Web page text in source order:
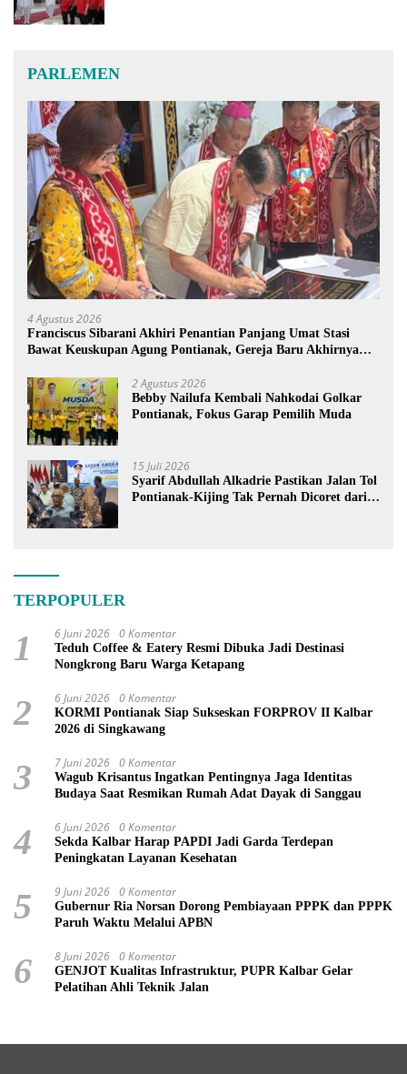
PARLEMEN
4 Agustus 2026
Franciscus Sibarani Akhiri Penantian Panjang Umat Stasi
Bawat Keuskupan Agung Pontianak, Gereja Baru Akhirnya
2 Agustus 2026
Bebby Nailufa Kembali Nahkodai Golkar
Pontianak, Fokus Garap Pemilih Muda
15 Juli 2026
Syarif Abdullah Alkadrie Pastikan Jalan Tol
Pontianak-Kijing Tak Pernah Dicoret dari
TERPOPULER
1 6 Juni 2026 0 Komentar
Teduh Coffee & Eatery Resmi Dibuka Jadi Destinasi
Nongkrong Baru Warga Ketapang
2 6 Juni 2026 0 Komentar
KORMI Pontianak Siap Sukseskan FORPROV II Kalbar
2026 di Singkawang
3 7 Juni 2026 0 Komentar
Wagub Krisantus Ingatkan Pentingnya Jaga Identitas
Budaya Saat Resmikan Rumah Adat Dayak di Sanggau
4 6 Juni 2026 0 Komentar
Sekda Kalbar Harap PAPDI Jadi Garda Terdepan
Peningkatan Layanan Kesehatan
5 9 Juni 2026 0 Komentar
Gubernur Ria Norsan Dorong Pembiayaan PPPK dan PPPK
Paruh Waktu Melalui APBN
6 8 Juni 2026 0 Komentar
GENJOT Kualitas Infrastruktur, PUPR Kalbar Gelar
Pelatihan Ahli Teknik Jalan